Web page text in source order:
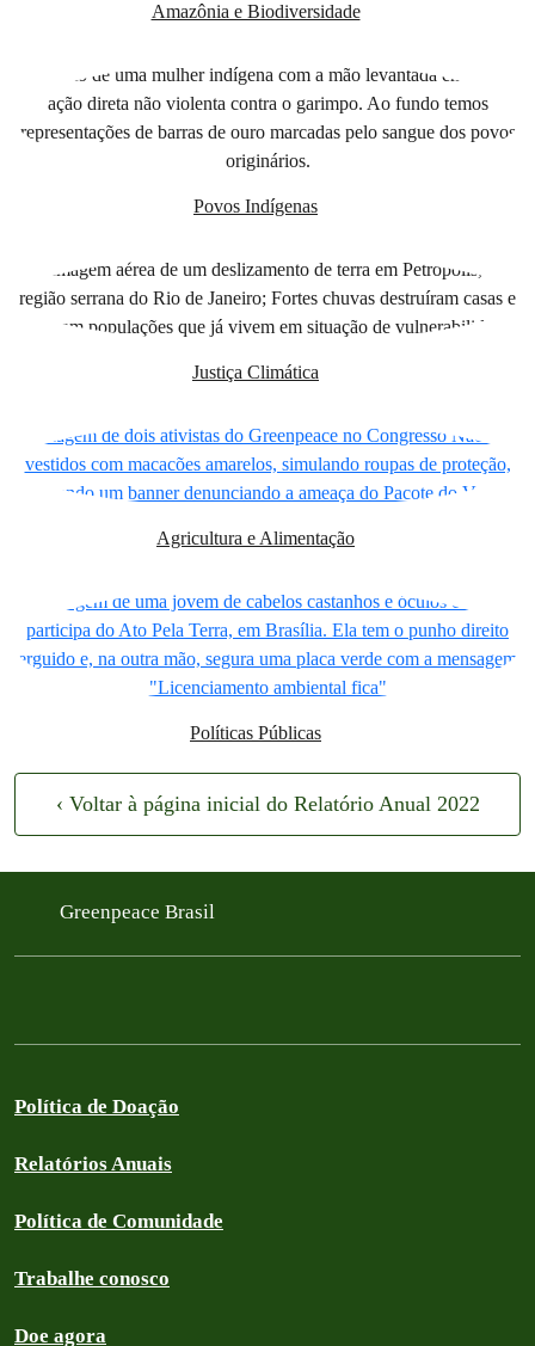
Amazônia e Biodiversidade
Povos Indígenas
Justiça Climática
Agricultura e Alimentação
Políticas Públicas
‹ Voltar à página inicial do Relatório Anual 2022
Greenpeace Brasil
Política de Doação
Relatórios Anuais
Política de Comunidade
Trabalhe conosco
Doe agora